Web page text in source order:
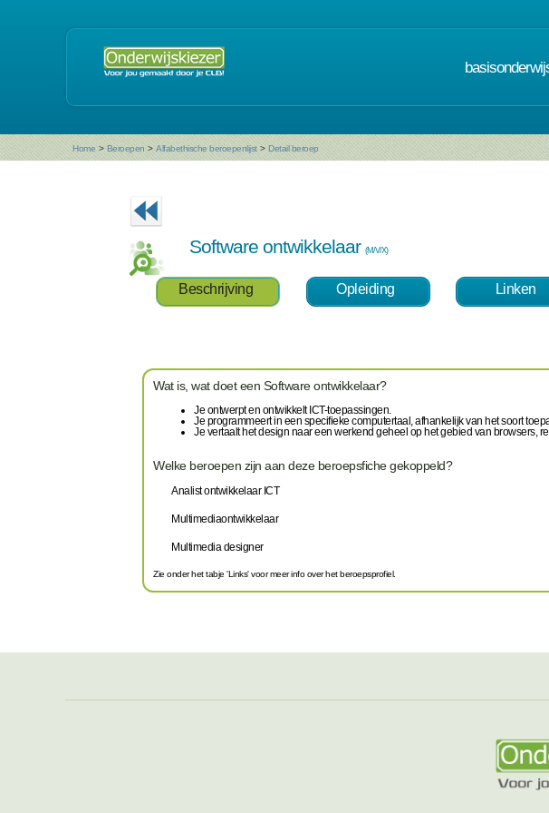
Home > Beroepen > Alfabethische beroepenlijst > Detail beroep
Software ontwikkelaar (M/V/X)
Beschrijving Opleiding Linken
Wat is, wat doet een Software ontwikkelaar?
Je ontwerpt en ontwikkelt ICT-toepassingen.
Je programmeert in een specifieke computertaal, afhankelijk van het soort
Je vertaalt het design naar een werkend geheel op het gebied van browsers,
Welke beroepen zijn aan deze beroepsfiche gekoppeld?
Analist ontwikkelaar ICT
Multimediaontwikkelaar
Multimedia designer
Zie onder het tabje 'Links' voor meer info over het beroepsprofiel.